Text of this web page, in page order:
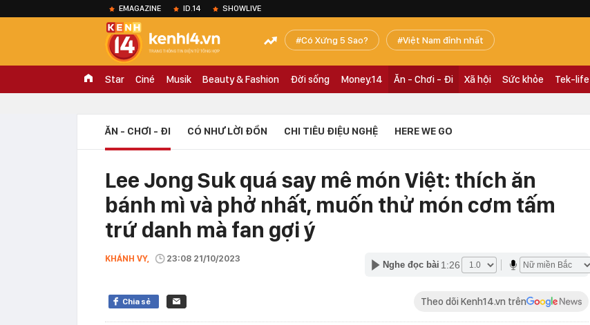
EMAGAZINE ID.14 SHOWLIVE
Có Xứng 5 Sao? Việt Nam đỉnh nhất
Star Ciné Musik Beauty & Fashion Đời sống Money.14 Ăn - Chơi - Đi Xã hội Sức khỏe Tek-life
ĂN - CHƠI - ĐI CÓ NHƯ LỜI ĐỒN CHI TIÊU ĐIỆU NGHỆ HERE WE GO
Lee Jong Suk quá say mê món Việt: thích ăn
bánh mì và phở nhất, muốn thử món cơm tấm
trứ danh mà fan gợi ý
KHÁNH VY, 23:08 21/10/2023
Nghe đọc bài 1:26
Chia sẻ Theo dõi Kenh14.vn trên